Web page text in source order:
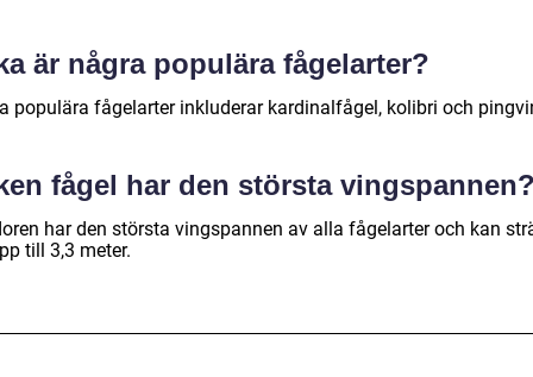
är några populära fågelarter?
populära fågelarter inkluderar kardinalfågel, kolibri och
fågel har den största
har den största vingspannen av alla fågelarter och kan
till 3,3 meter.